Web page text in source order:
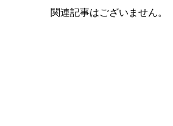
関連記事はございません。